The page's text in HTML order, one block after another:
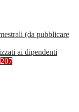
(da pubblicare
ai dipendenti
207